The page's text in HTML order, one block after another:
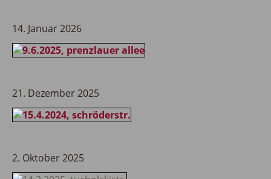
14. Januar 2026
21. Dezember 2025
2. Oktober 2025